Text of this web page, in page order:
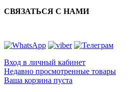
СВЯЗАТЬСЯ С НАМИ
Вход в личный кабинет
Недавно просмотренные товары
Ваша корзина пуста